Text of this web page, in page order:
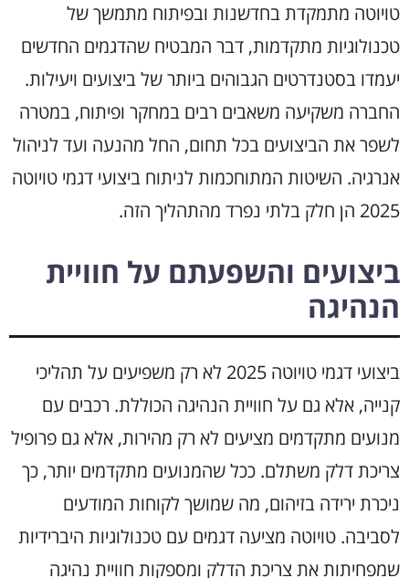
טויוטה מתמקדת בחדשנות ובפיתוח מתמשך של
טכנולוגיות מתקדמות, דבר המבטיח שהדגמים החדשים
יעמדו בסטנדרטים הגבוהים ביותר של ביצועים ויעילות.
החברה משקיעה משאבים רבים במחקר ופיתוח, במטרה
לשפר את הביצועים בכל תחום, החל מהנעה ועד לניהול
אנרגיה. השיטות המתוחכמות לניתוח ביצועי דגמי טויוטה
2025 הן חלק בלתי נפרד מהתהליך הזה.
ביצועים והשפעתם על חוויית
הנהיגה
ביצועי דגמי טויוטה 2025 לא רק משפיעים על תהליכי
קנייה, אלא גם על חוויית הנהיגה הכוללת. רכבים עם
מנועים מתקדמים מציעים לא רק מהירות, אלא גם פרופיל
צריכת דלק משתלם. ככל שהמנועים מתקדמים יותר, כך
ניכרת ירידה בזיהום, מה שמושך לקוחות המודעים
לסביבה. טויוטה מציעה דגמים עם טכנולוגיות היברידיות
שמפחיתות את צריכת הדלק ומספקות חוויית נהיגה